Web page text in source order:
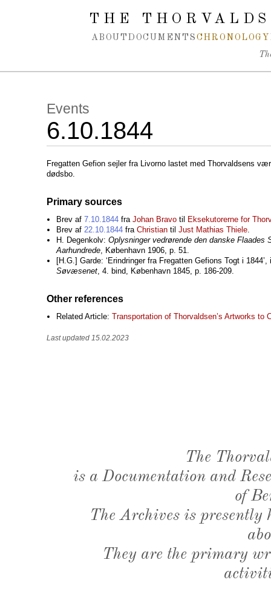
Spring navigation over
THE
ABOUT DOCUMENTS CHRONOLOGY
Events
6.10.1844
Fregatten Gefion sejler fra Livorno lastet med Thorvaldsens
dødsbo.
Primary sources
Brev af 7.10.1844 fra Johan Bravo til
Eksekutorerne for
Brev af 22.10.1844 fra Christian til Just Mathias Thiele.
H. Degenkolv: Oplysninger vedrørende den danske Flaades
Aarhundrede, København 1906, p. 51.
[H.G.] Garde: ‘Erindringer fra Fregatten Gefions Togt i
Søvæsenet, 4. bind, København 1845, p. 186-209.
Other references
Related Article: Transportation of Thorvaldsen’s Artworks to
Last updated 15.02.2023
The
is a Documentation and
of
The Archives is presently
They are the primary